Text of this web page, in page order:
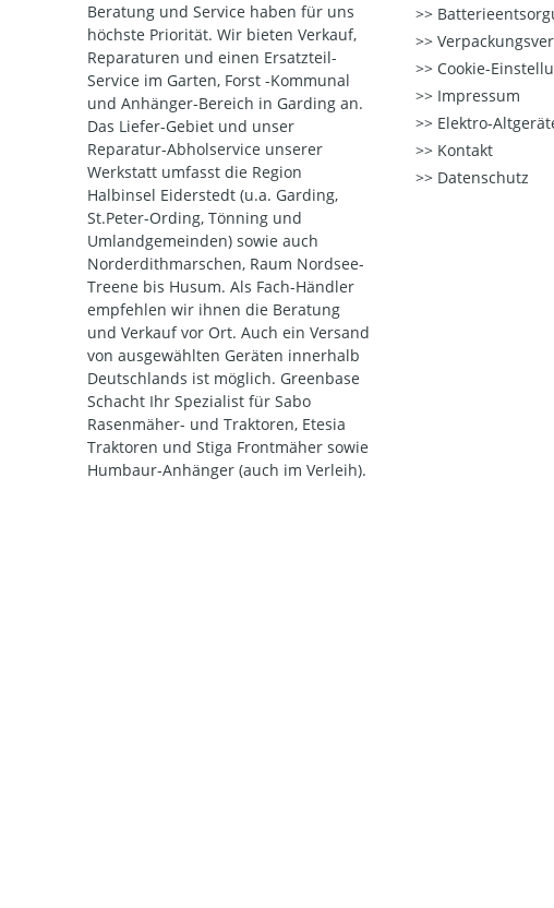
Beratung und Service haben für uns
höchste Priorität. Wir bieten Verkauf,
Reparaturen und einen Ersatzteil-
Service im Garten, Forst -Kommunal
und Anhänger-Bereich in Garding an.
Das Liefer-Gebiet und unser
Reparatur-Abholservice unserer
Werkstatt umfasst die Region
Halbinsel Eiderstedt (u.a. Garding,
St.Peter-Ording, Tönning und
Umlandgemeinden) sowie auch
Norderdithmarschen, Raum Nordsee-
Treene bis Husum. Als Fach-Händler
empfehlen wir ihnen die Beratung
und Verkauf vor Ort. Auch ein Versand
von ausgewählten Geräten innerhalb
Deutschlands ist möglich. Greenbase
Schacht Ihr Spezialist für Sabo
Rasenmäher- und Traktoren, Etesia
Traktoren und Stiga Frontmäher sowie
Humbaur-Anhänger (auch im Verleih).
Cookie-
Impressum
Elektro-
Kontakt
Datenschutz